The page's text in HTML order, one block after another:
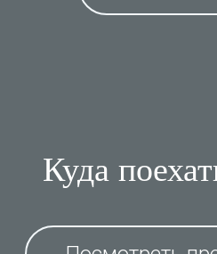
Куда